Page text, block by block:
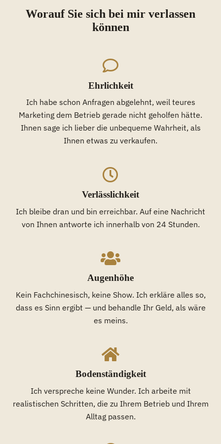
Worauf Sie sich bei mir verlassen
können
Ehrlichkeit
Ich habe schon Anfragen abgelehnt, weil teures
Marketing dem Betrieb gerade nicht geholfen hätte.
Ihnen sage ich lieber die unbequeme Wahrheit, als
Ihnen etwas zu verkaufen.
Verlässlichkeit
Ich bleibe dran und bin erreichbar. Auf eine Nachricht
von Ihnen antworte ich innerhalb von 24 Stunden.
Augenhöhe
Kein Fachchinesisch, keine Show. Ich erkläre alles so,
dass es Sinn ergibt — und behandle Ihr Geld, als wäre
es meins.
Bodenständigkeit
Ich verspreche keine Wunder. Ich arbeite mit
realistischen Schritten, die zu Ihrem Betrieb und Ihrem
Alltag passen.